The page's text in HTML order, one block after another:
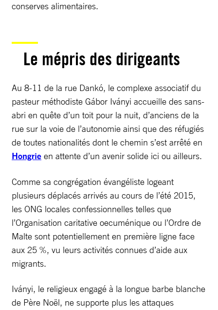
conserves alimentaires.
Le mépris des dirigeants
Au 8-11 de la rue Dankó, le complexe associatif du
pasteur méthodiste Gábor Iványi accueille des sans-
abri en quête d’un toit pour la nuit, d’anciens de la
rue sur la voie de l’autonomie ainsi que des réfugiés
de toutes nationalités dont le chemin s’est arrêté en
Hongrie en attente d’un avenir solide ici ou ailleurs.
Comme sa congrégation évangéliste logeant
plusieurs déplacés arrivés au cours de l’été 2015,
les ONG locales confessionnelles telles que
l’Organisation caritative oecuménique ou l’Ordre de
Malte sont potentiellement en première ligne face
aux 25 %, vu leurs activités connues d’aide aux
migrants.
Iványi, le religieux engagé à la longue barbe blanche
de Père Noël, ne supporte plus les attaques